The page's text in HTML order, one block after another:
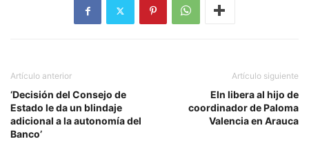
Artículo anterior
‘Decisión del Consejo de
Estado le da un blindaje
adicional a la autonomía del
Banco’
Artículo siguiente
Eln libera al hijo de
coordinador de Paloma
Valencia en Arauca